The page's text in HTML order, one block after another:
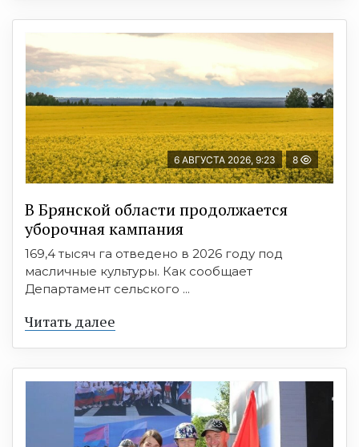
6 АВГУСТА 2026, 9:23 8
В Брянской области продолжается
уборочная кампания
169,4 тысяч га отведено в 2026 году под
масличные культуры. Как сообщает
Департамент сельского ...
Читать далее